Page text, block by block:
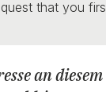
that you
an diesem